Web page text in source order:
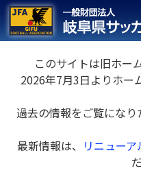
このサイトは旧ホー
2026年7月3日よりホー
過去の情報をご覧にな
最新情報は、 リニュー